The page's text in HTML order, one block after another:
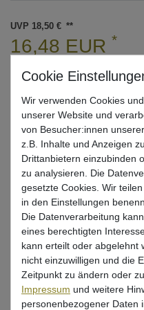
UVP 18,50 €
16,48 EUR *
* inkl. ges. MwSt. zzgl.
Lieferzeit 1-3 Tage
Informationen zur Berechnung
Nur noch 2 Stück verfügbar
Wunschliste
Beschreibung
Wir verwenden Cookies
unserer Website und
von Besucher:innen
z.B. Inhalte und Anzeigen
Drittanbietern einzubinden
zu analysieren. Die
gesetzte Cookies. Wir
in den Einstellungen
Die Datenverarbeitung
eines berechtigten
kann erteilt oder abgelehnt
nicht einzuwilligen und die
Zeitpunkt zu ändern oder
Impressum und weitere
personenbezogener Daten